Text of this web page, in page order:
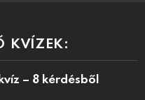
KVÍZEK:
– 8 kérdésből